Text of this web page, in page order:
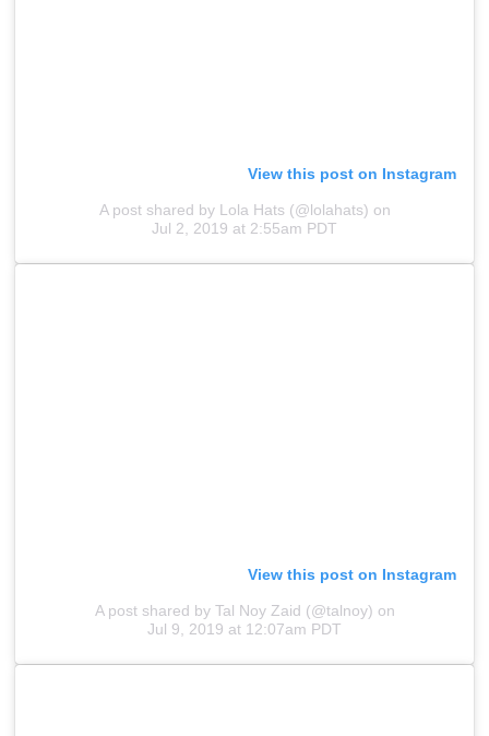
View this post on Instagram
A post shared by Lola Hats (@lolahats) on
Jul 2, 2019 at 2:55am PDT
View this post on Instagram
A post shared by Tal Noy Zaid (@talnoy) on
Jul 9, 2019 at 12:07am PDT